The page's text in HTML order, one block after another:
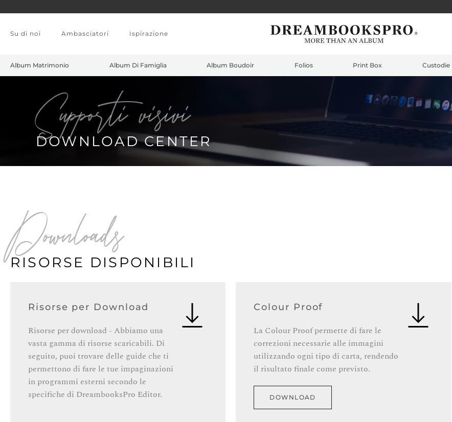
Su di noi Ambasciatori Ispirazione
Album Matrimonio Album Di Famiglia Album Boudoir Folios Print Box Custodie
Supporti visivi
DOWNLOAD CENTER
Downloads
RISORSE DISPONIBILI
Risorse per Download
Risorse per download - Abbiamo una
vasta gamma di risorse scaricabili. Di
seguito, puoi trovare delle guide che ti
permettono di fare le tue impaginazioni
in programmi esterni secondo le
specifiche di DreambooksPro Editor.
Colour Proof
La Colour Proof permette di fare le
correzioni necessarie alle immagini
utilizzando ogni tipo di carta, rendendo
il risultato finale come previsto.
DOWNLOAD